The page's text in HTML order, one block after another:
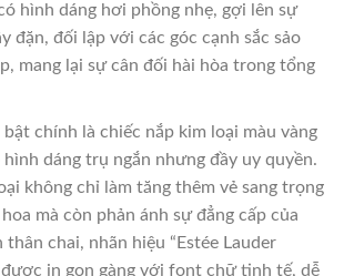
hình dáng hơi phồng nhẹ, gợi lên sự
đặn, đối lập với các góc cạnh sắc sảo
mang lại sự cân đối hài hòa trong tổng
chính là chiếc nắp kim loại màu vàng
hình dáng trụ ngắn nhưng đầy uy quyền.
không chỉ làm tăng thêm vẻ sang trọng
mà còn phản ánh sự đẳng cấp của
thân chai, nhãn hiệu “Estée Lauder
được in gọn gàng với font chữ tinh tế, dễ